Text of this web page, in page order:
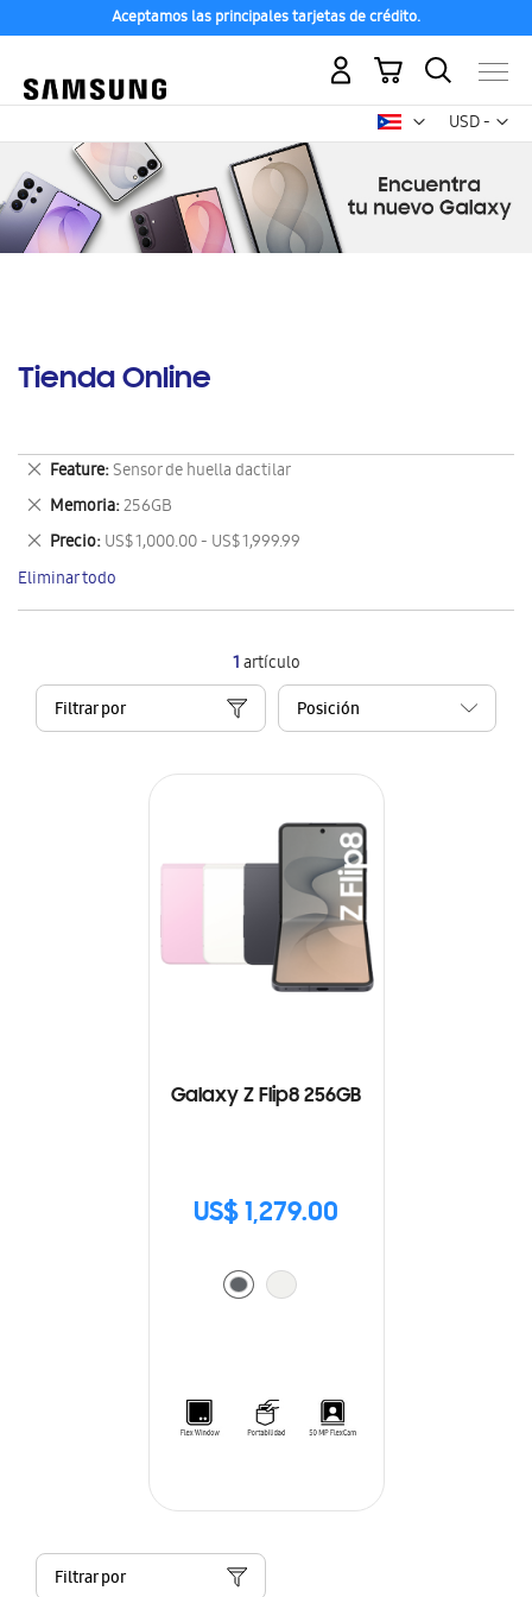
Aceptamos las principales tarjetas de crédito.
USD -
dólar
Mi carrito
Tienda Online
1artículo
Filtrar por
Galaxy Z Flip8 256GB
US$ 1,279.00
Filtrar por
Feature Sensor de huella dactilar
Eliminar
este
artículo
Memoria 256GB
Eliminar
este
artículo
Precio US$ 1,000.00 - US$ 1,999.99
Eliminar
este
artículo
Eliminar todo